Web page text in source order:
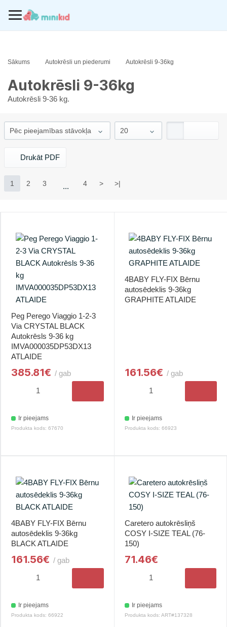
Sākums Autokrēsli un piederumi Autokrēsli 9-36kg
Autokrēsli 9-36kg
Autokrēsli 9-36 kg.
Drukāt PDF
1 2 3 4 > >|
Peg Perego Viaggio 1-2-3
Via CRYSTAL BLACK
Autokrēsls 9-36 kg
IMVA000035DP53DX13
ATLAIDE
385.81€ / gab
Ir pieejams
Produkta kods: 67670
4BABY FLY-FIX Bērnu
autosēdeklis 9-36kg
GRAPHITE ATLAIDE
161.56€ / gab
Ir pieejams
Produkta kods: 66923
4BABY FLY-FIX Bērnu
autosēdeklis 9-36kg
BLACK ATLAIDE
161.56€ / gab
Ir pieejams
Produkta kods: 66922
Caretero autokrēsliņš
COSY I-SIZE TEAL (76-
150)
71.46€
Ir pieejams
Produkta kods: ART#137328